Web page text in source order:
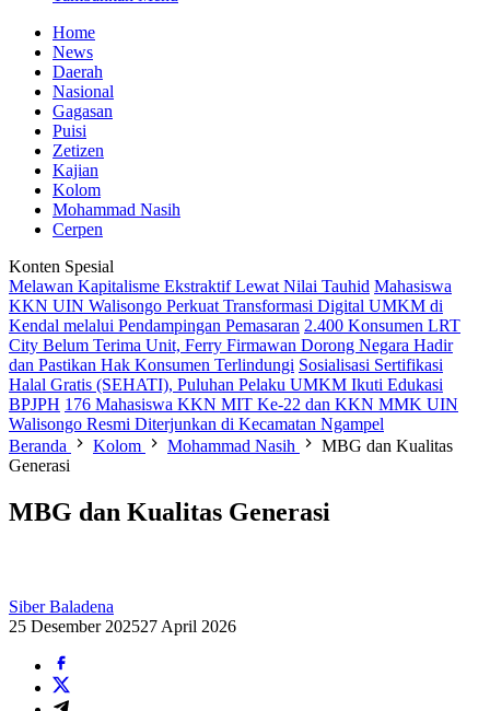
Home
News
Daerah
Nasional
Gagasan
Puisi
Zetizen
Kajian
Kolom
Mohammad Nasih
Cerpen
Konten Spesial
Melawan Kapitalisme Ekstraktif Lewat Nilai Tauhid Mahasiswa
KKN UIN Walisongo Perkuat Transformasi Digital UMKM di
Kendal melalui Pendampingan Pemasaran 2.400 Konsumen LRT
City Belum Terima Unit, Ferry Firmawan Dorong Negara Hadir
dan Pastikan Hak Konsumen Terlindungi Sosialisasi Sertifikasi
Halal Gratis (SEHATI), Puluhan Pelaku UMKM Ikuti Edukasi
BPJPH 176 Mahasiswa KKN MIT Ke-22 dan KKN MMK UIN
Walisongo Resmi Diterjunkan di Kecamatan Ngampel
Beranda
Kolom Mohammad Nasih
MBG dan Kualitas
Generasi
MBG dan Kualitas Generasi
Siber Baladena
25 Desember 202527 April 2026